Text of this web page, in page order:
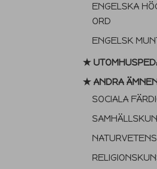
ENGELSKA
ORD
ENGELSK
★
★ ANDRA
SOCIALA